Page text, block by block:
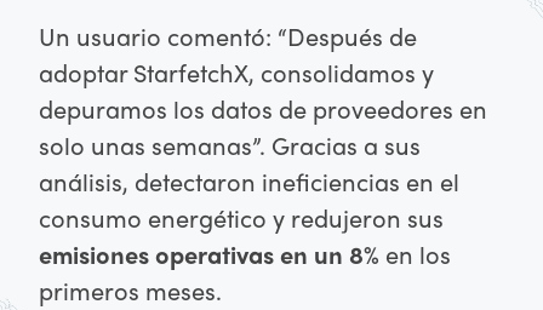
Un usuario comentó: “Después de
adoptar StarfetchX, consolidamos y
depuramos los datos de proveedores en
solo unas semanas”. Gracias a sus
análisis, detectaron ineficiencias en el
consumo energético y redujeron sus
emisiones operativas en un 8% en los
primeros meses.